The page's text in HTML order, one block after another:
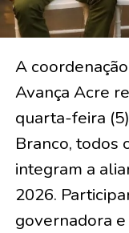
A
Avança Acre
quarta-feira
Branco, todos
integram a
2026.
governadora